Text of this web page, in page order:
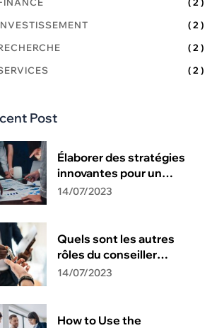
( 2 )
( 2 )
( 2 )
Post
Élaborer des stratégies
innovantes pour un
résultat exceptionnel.
14/07/2023
Quels sont les autres
rôles du conseiller
financier ?
14/07/2023
How to Use the